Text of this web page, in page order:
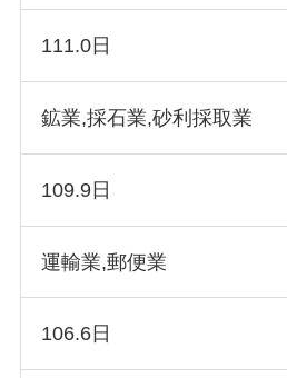
111.0日
鉱業,採石業,砂利採取業
109.9日
運輸業,郵便業
106.6日